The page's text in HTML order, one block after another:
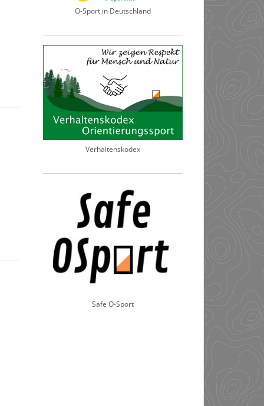
O-Sport in Deutschland
Verhaltenskodex
Safe O-Sport